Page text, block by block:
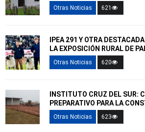
Otras Noticias 621
IPEA 291 Y OTRA
LA EXPOSICIÓN RURAL DE
Otras Noticias 620
INSTITUTO CRUZ DEL SUR:
PREPARATIVO PARA LA
Otras Noticias 623